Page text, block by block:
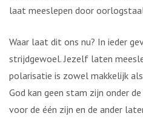
laat meeslepen door
Waar laat dit ons nu? In ieder
strijdgewoel. Jezelf laten
polarisatie is zowel makkelijk
God kan geen stam zijn onder
voor de één zijn en de ander